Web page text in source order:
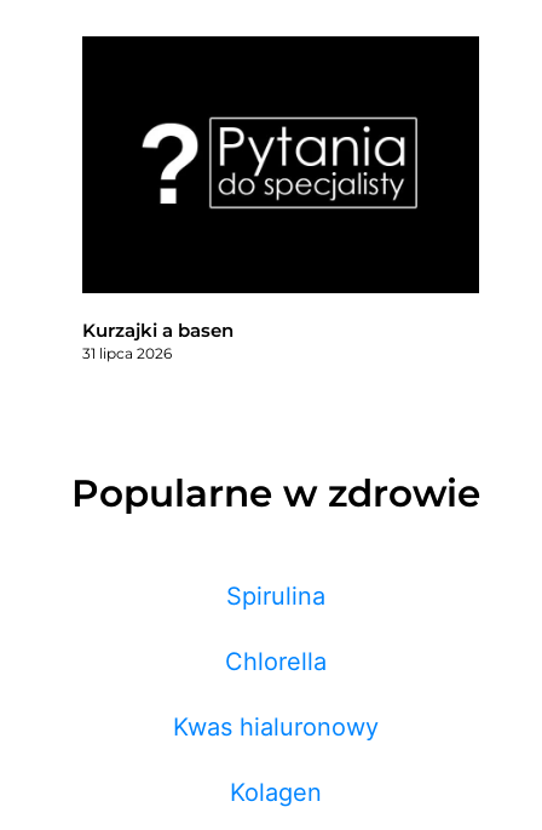
Kurzajki a basen
31 lipca 2026
Popularne w zdrowie
Spirulina
Chlorella
Kwas hialuronowy
Kolagen